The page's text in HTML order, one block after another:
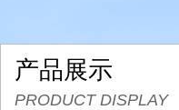
产品展示
PRODUCT DISPLAY